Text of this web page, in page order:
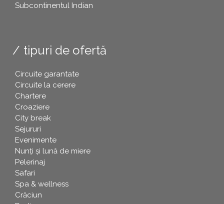
Subcontinentul Indian
tipuri de ofertă
Circuite garantate
Circuite la cerere
Chartere
Croaziere
City break
Sejururi
Evenimente
Nunți și lună de miere
Pelerinaj
Safari
Spa & wellness
Crăciun